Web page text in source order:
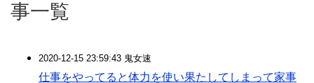
事一覧
2020-12-15 23:59:43 鬼女速
仕事をやってると体力を使い果たしてしまって家事